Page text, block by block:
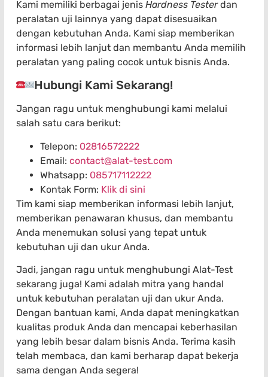
Kami memiliki berbagai jenis Hardness Testerdan
peralatan uji lainnya yang dapat disesuaikan
dengan kebutuhan Anda. Kami siap memberikan
informasi lebih lanjut dan membantu Anda memilih
peralatan yang paling cocok untuk bisnis Anda.
Hubungi Kami Sekarang!
Jangan ragu untuk menghubungi kami melalui
salah satu cara berikut:
Telepon: 02816572222
Email: contact@alat-test.com
Whatsapp: 085717112222
Kontak Form: Klik di sini
Tim kami siap memberikan informasi lebih lanjut,
memberikan penawaran khusus, dan membantu
Anda menemukan solusi yang tepat untuk
kebutuhan uji dan ukur Anda.
Jadi, jangan ragu untuk menghubungi Alat-Test
sekarang juga! Kami adalah mitra yang handal
untuk kebutuhan peralatan uji dan ukur Anda.
Dengan bantuan kami, Anda dapat meningkatkan
kualitas produk Anda dan mencapai keberhasilan
yang lebih besar dalam bisnis Anda. Terima kasih
telah membaca, dan kami berharap dapat bekerja
sama dengan Anda segera! ️